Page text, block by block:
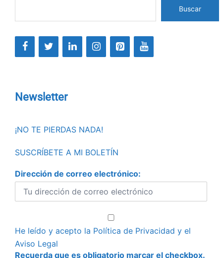
Buscar
Newsletter
¡NO TE PIERDAS NADA!
SUSCRÍBETE A MI BOLETÍN
Dirección de correo electrónico:
He leído y acepto la Política de Privacidad y el
Aviso Legal
Recuerda que es obligatorio marcar el checkbox.